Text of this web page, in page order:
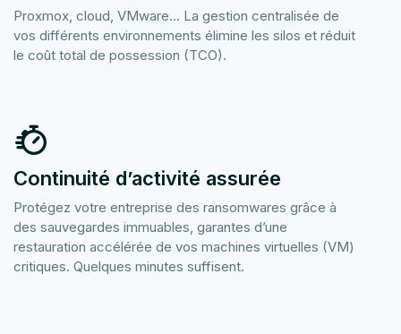
Proxmox, cloud, VMware… La gestion centralisée de
vos différents environnements élimine les silos et réduit
le coût total de possession (TCO).
Continuité d’activité assurée
Protégez votre entreprise des ransomwares grâce à
des sauvegardes immuables, garantes d’une
restauration accélérée de vos machines virtuelles (VM)
critiques. Quelques minutes suffisent.